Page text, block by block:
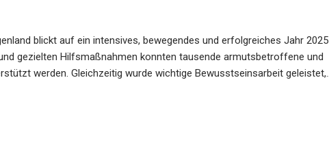
blickt auf ein intensives, bewegendes und erfolgreiches Jahr 2025
gezielten Hilfsmaßnahmen konnten tausende armutsbetroffene und
werden. Gleichzeitig wurde wichtige Bewusstseinsarbeit geleistet,…